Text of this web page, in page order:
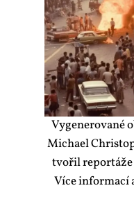
Vy­ge­ne­ro­va­né
Mi­cha­el
tvo­řil
Ví­ce in­for­ma­cí